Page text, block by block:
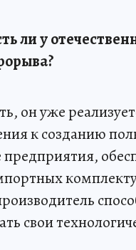
ли у
он уже
к созданию
предприятия,
свои